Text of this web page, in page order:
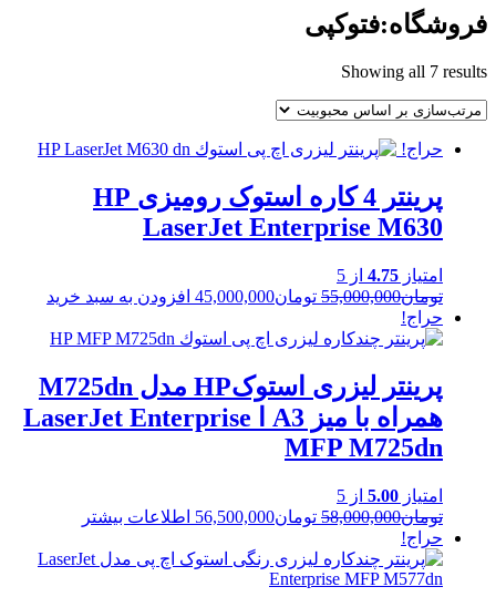
فروشگاه:فتوکپی
Showing all 7 results
popularity
حراج!
پرینتر 4 کاره استوک رومیزی HP
LaserJet Enterprise M630
امتیاز 4.75 از 5
تومان55,000,000
Original
was:
تومان55,000,000.
تومان45,000,000
Current
is:
تومان45,000,000.
افزودن به سبد خرید
حراج!
پرینتر لیزری استوکHP مدل M725dn
همراه با میز A3 ا LaserJet Enterprise
MFP M725dn
امتیاز 5.00 از 5
تومان58,000,000
Original
was:
تومان58,000,000.
تومان56,500,000
Current
تومان56,500,000.
اطلاعات بیشتر
حراج!